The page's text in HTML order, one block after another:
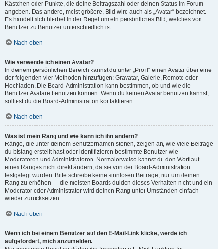
Kästchen oder Punkte, die deine Beitragszahl oder deinen Status im Forum
angeben. Das andere, meist größere, Bild wird auch als „Avatar“ bezeichnet.
Es handelt sich hierbei in der Regel um ein persönliches Bild, welches von
Benutzer zu Benutzer unterschiedlich ist.
Nach oben
Wie verwende ich einen Avatar?
In deinem persönlichen Bereich kannst du unter „Profil“ einen Avatar über eine
der folgenden vier Methoden hinzufügen: Gravatar, Galerie, Remote oder
Hochladen. Die Board-Administration kann bestimmen, ob und wie die
Benutzer Avatare benutzen können. Wenn du keinen Avatar benutzen kannst,
solltest du die Board-Administration kontaktieren.
Nach oben
Was ist mein Rang und wie kann ich ihn ändern?
Ränge, die unter deinem Benutzernamen stehen, zeigen an, wie viele Beiträge
du bislang erstellt hast oder identifizieren bestimmte Benutzer wie
Moderatoren und Administratoren. Normalerweise kannst du den Wortlaut
eines Ranges nicht direkt ändern, da sie von der Board-Administration
festgelegt wurden. Bitte schreibe keine sinnlosen Beiträge, nur um deinen
Rang zu erhöhen — die meisten Boards dulden dieses Verhalten nicht und ein
Moderator oder Administrator wird deinen Rang unter Umständen einfach
wieder zurücksetzen.
Nach oben
Wenn ich bei einem Benutzer auf den E-Mail-Link klicke, werde ich
aufgefordert, mich anzumelden.